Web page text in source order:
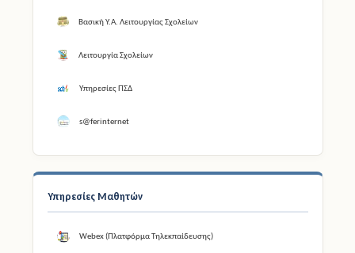
Βασική Υ.Α. Λειτουργίας Σχολείων
Λειτουργία Σχολείων
Υπηρεσίες ΠΣΔ
s@ferinternet
Υπηρεσίες Μαθητών
Webex (Πλατφόρμα Τηλεκπαίδευσης)